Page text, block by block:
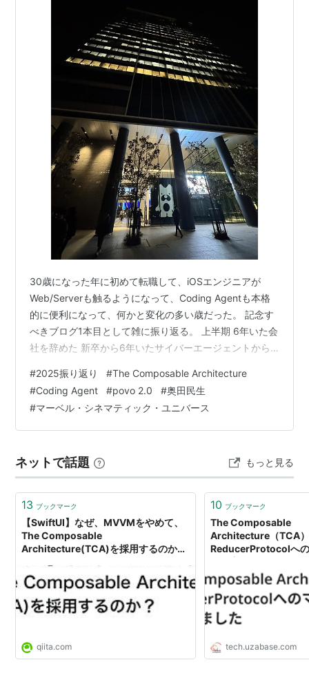
30歳になった年に初めて転職して、iOSエンジニアが
Web/Serverも触るようになって、Coding Agentも本格
的に便利になって、何かと変化の多い歳だった。 記念す
べきブログ1本目として雑に振り返る。 上半期 6年いた会
社を辞めた 新卒から6年いたサイバーエージェントから
に、ちょうどミッションがひと段落して全社表彰もして
もらえたタイミングでいい縁があった。タイミングとい
うのは不思議なもんだと思う。 定番のやつ iOSDCとかで
コミュニティのエンジニアと話す機会はあったものの、
気になっ…
#2025振り返り #The Composable Architecture
#Coding Agent #povo 2.0 #奥田民生
#マーベル・シネマティック・ユニバース
ネットで話題 もっと見る
13 ブックマーク
【SwiftUI】なぜ、MVVMをやめて、
The Composable
Architecture(TCA)を採用するのか？
qiita.com
10 ブックマーク
The Composable
Architecture（TCA
ReducerProtocolへ
Engineers
tech.uzabase.com